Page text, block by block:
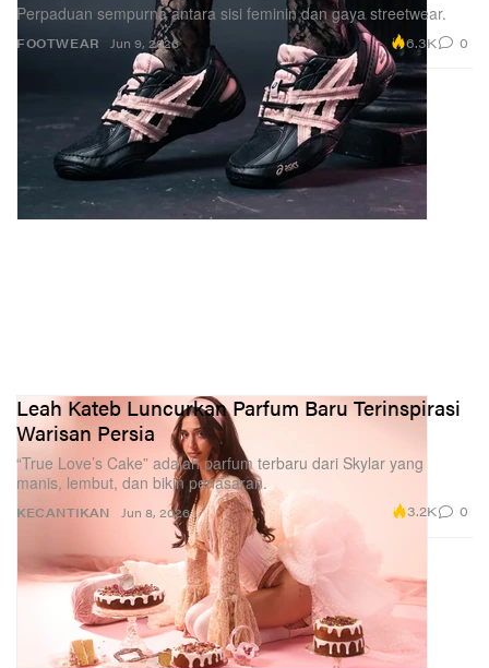
FOOTWEAR
Perpaduan sempurna antara sisi feminin dan gaya streetwear.
Jun 9, 2026 6.3K 0
KECANTIKAN
Leah Kateb Luncurkan Parfum Baru Terinspirasi
Warisan Persia
“True Love’s Cake” adalah parfum terbaru dari Skylar yang
manis, lembut, dan bikin penasaran.
Jun 8, 2026 3.2K 0